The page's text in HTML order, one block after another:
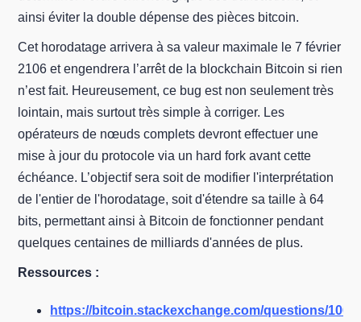
ainsi éviter la double dépense des pièces bitcoin.
Cet horodatage arrivera à sa valeur maximale le 7 février
2106 et engendrera l’arrêt de la blockchain Bitcoin si rien
n’est fait. Heureusement, ce bug est non seulement très
lointain, mais surtout très simple à corriger. Les
opérateurs de nœuds complets devront effectuer une
mise à jour du protocole via un hard fork avant cette
échéance. L’objectif sera soit de modifier l'interprétation
de l'entier de l'horodatage, soit d'étendre sa taille à 64
bits, permettant ainsi à Bitcoin de fonctionner pendant
quelques centaines de milliards d'années de plus.
Ressources :
https://bitcoin.stackexchange.com/questions/